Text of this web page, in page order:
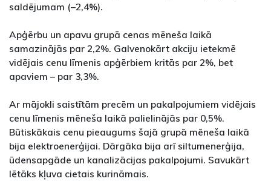
saldējumam (–2,4%).
Apģērbu un apavu grupā cenas mēneša laikā
samazinājās par 2,2%. Galvenokārt akciju ietekmē
vidējais cenu līmenis apģērbiem kritās par 2%, bet
apaviem – par 3,3%.
Ar mājokli saistītām precēm un pakalpojumiem vidējais
cenu līmenis mēneša laikā palielinājās par 0,5%.
Būtiskākais cenu pieaugums šajā grupā mēneša laikā
bija elektroenerģijai. Dārgāka bija arī siltumenerģija,
ūdensapgāde un kanalizācijas pakalpojumi. Savukārt
lētāks kļuva cietais kurināmais.